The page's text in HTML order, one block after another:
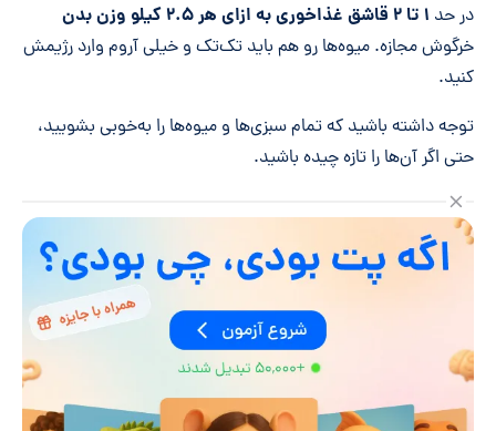
در حد ۱ تا ۲ قاشق غذاخوری به ازای هر ۲.۵ کیلو وزن بدن
خرگوش مجازه. میوه‌ها رو هم باید تک‌تک و خیلی آروم وارد رژیمش
کنید.
توجه داشته باشید که تمام سبزی‌ها و میوه‌ها را به‌خوبی بشویید،
حتی اگر آن‌ها را تازه چیده باشید.